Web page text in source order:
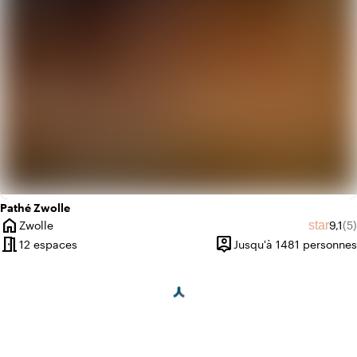
Pathé Zwolle
home
Ville
Zwolle starNote
9,1(5)
meeting_room12 espaces person_pin
Capacité
Jusqu'à 1481 personnes